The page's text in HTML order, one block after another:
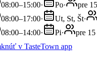
08:00–15:00· Po·
pre
08:00–17:00· Ut, St, Št·
08:00–14:00· Pi·
pre 15
v TasteTown app